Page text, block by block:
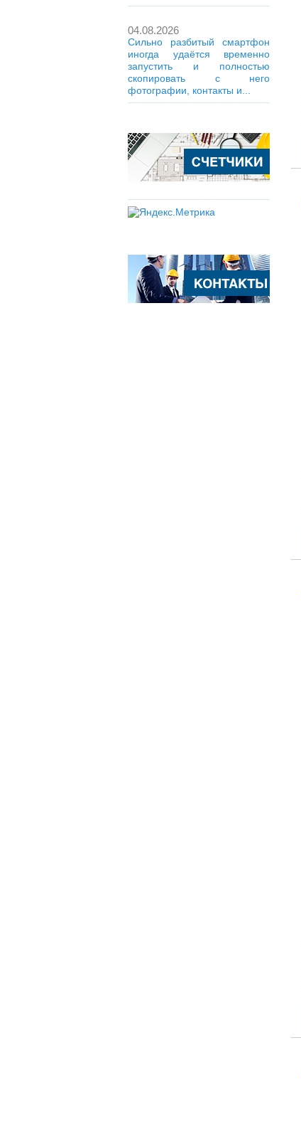
04.08.2026
Сильно разбитый смартфон
иногда удаётся временно
запустить и полностью
скопировать с него
фотографии, контакты и...